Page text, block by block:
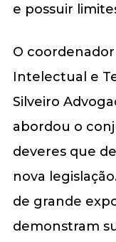
e possuir
O
Intelectual e
Silveiro
abordou o
deveres que
nova
de grande
demonstram